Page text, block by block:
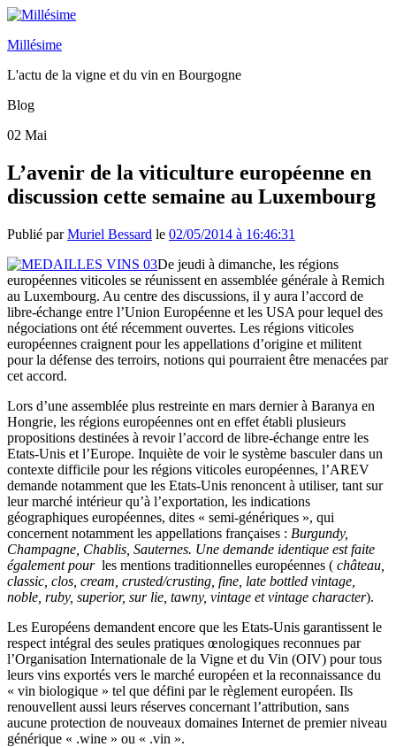
Millésime
L'actu de la vigne et du vin en Bourgogne
Blog
02 Mai
L’avenir de la viticulture européenne en
discussion cette semaine au Luxembourg
Publié parMuriel Bessard le 02/05/2014 à 16:46:31
De jeudi à dimanche, les régions
européennes viticoles se réunissent en assemblée générale à Remich
au Luxembourg. Au centre des discussions, il y aura l’accord de
libre-échange entre l’Union Européenne et les USA pour lequel des
négociations ont été récemment ouvertes. Les régions viticoles
européennes craignent pour les appellations d’origine et militent
pour la défense des terroirs, notions qui pourraient être menacées par
cet accord.
Lors d’une assemblée plus restreinte en mars dernier à Baranya en
Hongrie, les régions européennes ont en effet établi plusieurs
propositions destinées à revoir l’accord de libre-échange entre les
Etats-Unis et l’Europe. Inquiète de voir le système basculer dans un
contexte difficile pour les régions viticoles européennes, l’AREV
demande notamment que les Etats-Unis renoncent à utiliser, tant sur
leur marché intérieur qu’à l’exportation, les indications
géographiques européennes, dites « semi-génériques », qui
concernent notamment les appellations françaises : Burgundy,
Champagne, Chablis, Sauternes. Une demande identique est faite
également pour les mentions traditionnelles européennes ( château,
classic, clos, cream, crusted/crusting, fine, late bottled vintage,
noble, ruby, superior, sur lie, tawny, vintage et vintage character).
Les Européens demandent encore que les Etats-Unis garantissent le
respect intégral des seules pratiques œnologiques reconnues par
l’Organisation Internationale de la Vigne et du Vin (OIV) pour tous
leurs vins exportés vers le marché européen et la reconnaissance du
« vin biologique » tel que défini par le règlement européen. Ils
renouvellent aussi leurs réserves concernant l’attribution, sans
aucune protection de nouveaux domaines Internet de premier niveau
générique « .wine » ou « .vin ».